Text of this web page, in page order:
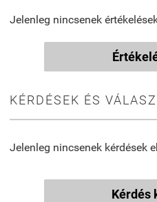
Jelenleg nincsenek
KÉRDÉSEK ÉS
Jelenleg nincsenek kérdések
Kérdés